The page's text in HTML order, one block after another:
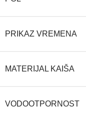
PRIKAZ VREMENA
MATERIJAL KAIŠA
VODOOTPORNOST